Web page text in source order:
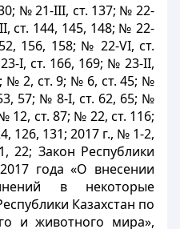
№ 21-III, ст. 137; № 22-
ст. 144, 145, 148; № 22-
156, 158; № 22-VI, ст.
I, ст. 166, 169; № 23-II,
№ 2, ст. 9; № 6, ст. 45; №
57; № 8-I, ст. 62, 65; №
12, ст. 87; № 22, ст. 116;
126, 131; 2017 г., № 1-2,
22; Закон Республики
года «О внесении
в некоторые
Казахстан по
и животного мира»,